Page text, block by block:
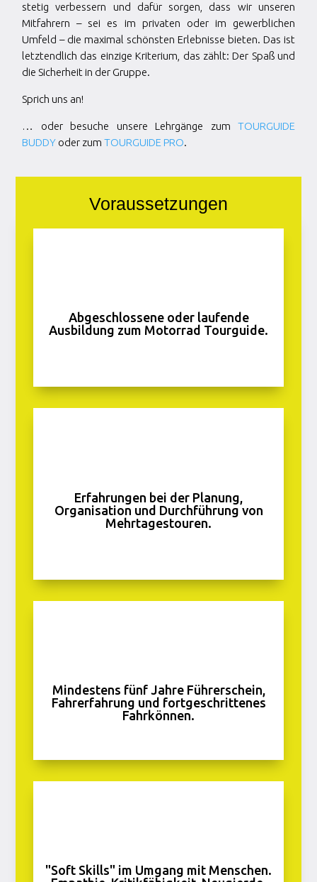
stetig verbessern und dafür sorgen, dass wir unseren
Mitfahrern – sei es im privaten oder im gewerblichen
Umfeld – die maximal schönsten Erlebnisse bieten. Das ist
letztendlich das einzige Kriterium, das zählt: Der Spaß und
die Sicherheit in der Gruppe.
Sprich uns an!
… oder besuche unsere Lehrgänge zum TOURGUIDE
BUDDY oder zum TOURGUIDE PRO.
Voraussetzungen
Abgeschlossene oder laufende
Ausbildung zum Motorrad Tourguide.
Erfahrungen bei der Planung,
Organisation und Durchführung von
Mehrtagestouren.
Mindestens fünf Jahre Führerschein,
Fahrerfahrung und fortgeschrittenes
Fahrkönnen.
"Soft Skills" im Umgang mit Menschen.